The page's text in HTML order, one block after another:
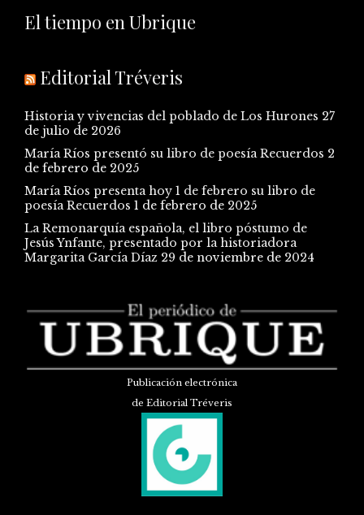
El tiempo en Ubrique
Editorial Tréveris
Historia y vivencias del poblado de Los Hurones 27
de julio de 2026
María Ríos presentó su libro de poesía Recuerdos 2
de febrero de 2025
María Ríos presenta hoy 1 de febrero su libro de
poesía Recuerdos 1 de febrero de 2025
La Remonarquía española, el libro póstumo de
Jesús Ynfante, presentado por la historiadora
Margarita García Díaz 29 de noviembre de 2024
Publicación electrónica
de Editorial Tréveris